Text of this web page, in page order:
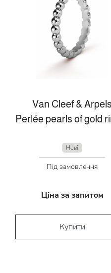
Van Cleef & Arpels
Нові
Під замовлення
Ціна за запитом
Купити